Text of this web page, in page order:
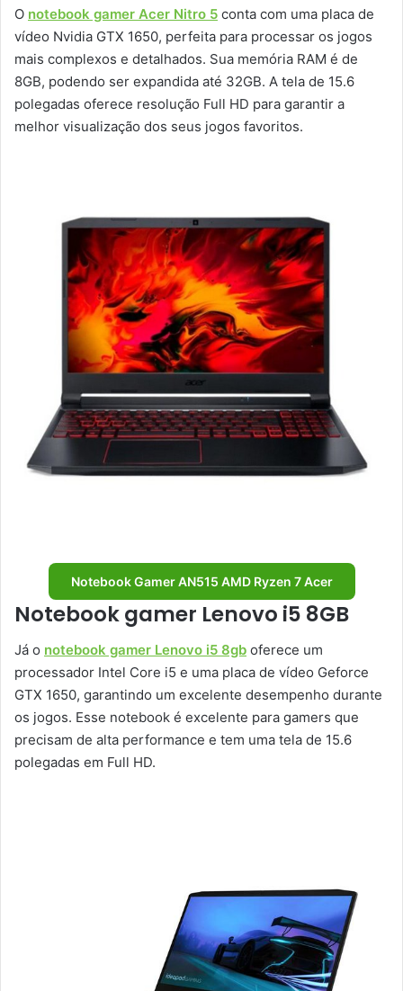
O notebook gamer Acer Nitro 5 conta com uma placa de
vídeo Nvidia GTX 1650, perfeita para processar os jogos
mais complexos e detalhados. Sua memória RAM é de
8GB, podendo ser expandida até 32GB. A tela de 15.6
polegadas oferece resolução Full HD para garantir a
melhor visualização dos seus jogos favoritos.
Notebook Gamer AN515 AMD Ryzen 7 Acer
Notebook gamer Lenovo i5 8GB
Já o notebook gamer Lenovo i5 8gb oferece um
processador Intel Core i5 e uma placa de vídeo Geforce
GTX 1650, garantindo um excelente desempenho durante
os jogos. Esse notebook é excelente para gamers que
precisam de alta performance e tem uma tela de 15.6
polegadas em Full HD.